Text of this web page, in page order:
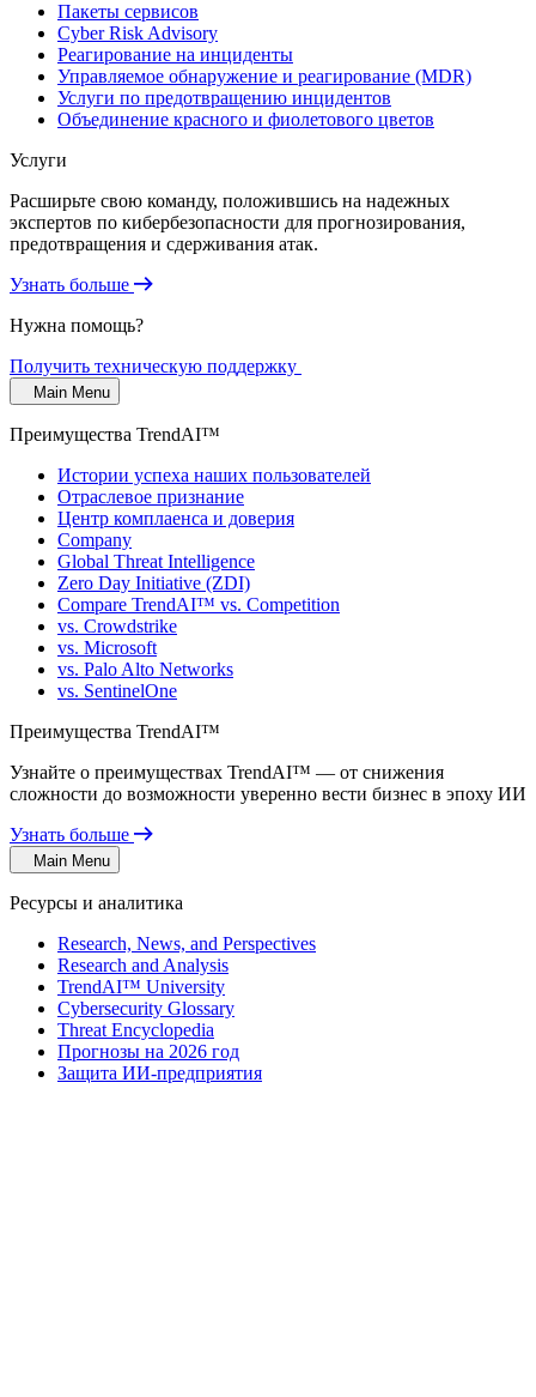
Пакеты сервисов
Cyber Risk Advisory
Реагирование на инциденты
Управляемое обнаружение и реагирование (MDR)
Услуги по предотвращению инцидентов
Объединение красного и фиолетового цветов
Услуги
Расширьте свою команду, положившись на надежных
экспертов по кибербезопасности для прогнозирования,
предотвращения и сдерживания атак.
Узнать больше
Нужна помощь?
Получить техническую поддержку
Main Menu
Преимущества TrendAI™
Истории успеха наших пользователей
Отраслевое признание
Центр комплаенса и доверия
Company
Global Threat Intelligence
Zero Day Initiative (ZDI)
Compare TrendAI™ vs. Competition
vs. Crowdstrike
vs. Microsoft
vs. Palo Alto Networks
vs. SentinelOne
Преимущества TrendAI™
Узнайте о преимуществах TrendAI™ — от снижения
сложности до возможности уверенно вести бизнес в эпоху ИИ
Узнать больше
Main Menu
Ресурсы и аналитика
Research, News, and Perspectives
Research and Analysis
TrendAI™ University
Cybersecurity Glossary
Threat Encyclopedia
Прогнозы на 2026 год
Защита ИИ-предприятия